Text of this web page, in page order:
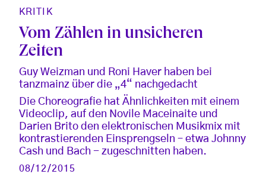
KRITIK
Vom Zählen in unsicheren
Zeiten
Guy Weizman und Roni Haver haben bei
tanzmainz über die „4“ nachgedacht
Die Choreografie hat Ähnlichkeiten mit einem
Videoclip, auf den Novile Maceinaite und
Darien Brito den elektronischen Musikmix mit
kontrastierenden Einsprengseln – etwa Johnny
Cash und Bach - zugeschnitten haben.
08/12/2015